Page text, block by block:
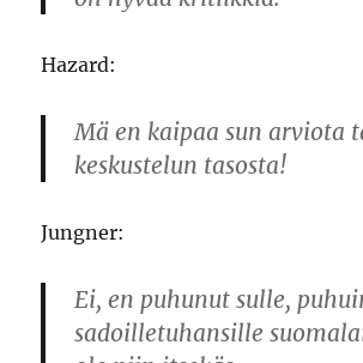
Hazard:
Mä en kaipaa sun arviota
keskustelun tasosta!
Jungner:
Ei, en puhunut sulle,
sadoilletuhansille